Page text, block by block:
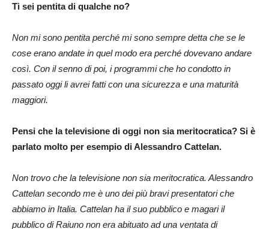
Ti sei pentita di qualche no?
Non mi sono pentita perché mi sono sempre detta che se le
cose erano andate in quel modo era perché dovevano andare
così. Con il senno di poi, i programmi che ho condotto in
passato oggi li avrei fatti con una sicurezza e una maturità
maggiori.
Pensi che la televisione di oggi non sia meritocratica? Si è
parlato molto per esempio di Alessandro Cattelan.
Non trovo che la televisione non sia meritocratica. Alessandro
Cattelan secondo me è uno dei più bravi presentatori che
abbiamo in Italia. Cattelan ha il suo pubblico e magari il
pubblico di Raiuno non era abituato ad una ventata di